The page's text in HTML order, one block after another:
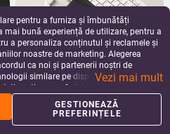
Coș
%
Reduceri Profil
pentru a furniza și îmbunătăți
mai bună experiență de utilizare, pentru a
a personaliza conținutul și reclamele și
noastre de marketing. Alegerea
ca noi și partenerii noștri de
similare pe dispozitivul dvs. în
gestiona preferințele în orice moment
Pentru mai multe informații, vă
de confidențialitate.
Vezi mai mult
GESTIONEAZĂ
PREFERINȚELE